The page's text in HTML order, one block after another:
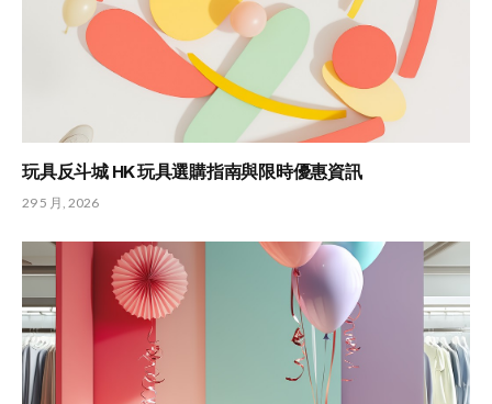
玩具反斗城 HK 玩具選購指南與限時優惠資訊
29 5 月, 2026